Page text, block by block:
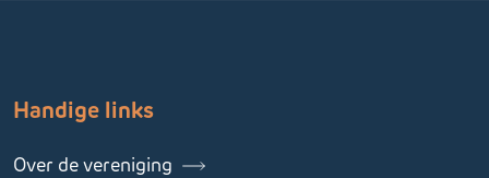
Handige links
Over de vereniging